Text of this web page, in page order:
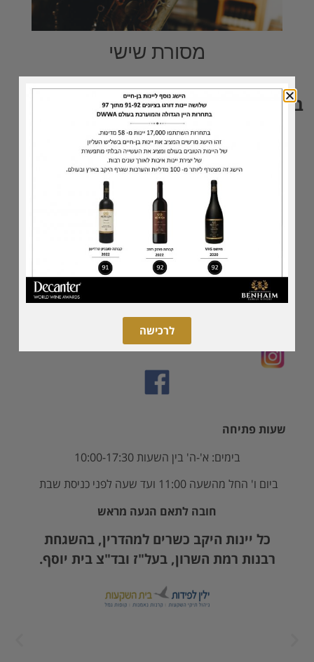
מסורת שישי
בואו לבקר
יקב בן-חיים
רחוב ההדר, נווה ימין
(ליד הוד השרון \ כפר סבא)
חנייה חופשית
שעות פתיחה
בימים: א'-ה' בין השעות 10:00-17:30
ביום ו' החל מהשעה 11:00 ועד שעה לפני כניסת שבת
חובה לתאם הגעה מראש
כל יינות היקב כשרים למהדרין, בהשגחת
רבנות רמת השרון, בעל"ז ובד"צ בית יוסף.
לרכישה